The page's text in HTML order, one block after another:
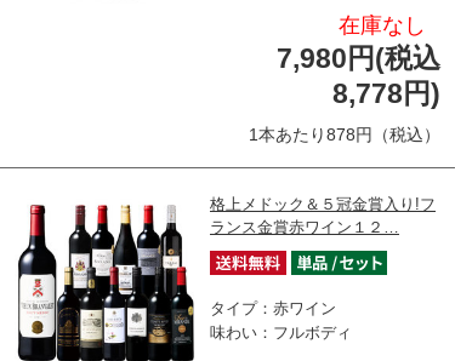
在庫なし
7,980円(税込
8,778円)
1本あたり878円（税込）
格上メドック＆５冠金賞入り!フ
ランス金賞赤ワイン１２…
タイプ：赤ワイン
味わい：フルボディ